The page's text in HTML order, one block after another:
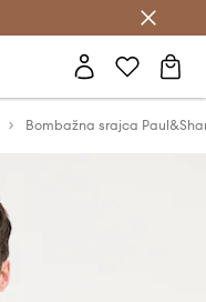
Bombažna srajca